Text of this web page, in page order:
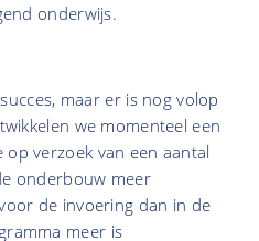
onderwijs.
maar er is nog volop
we momenteel een
verzoek van een aantal
onderbouw meer
de invoering dan in de
meer is